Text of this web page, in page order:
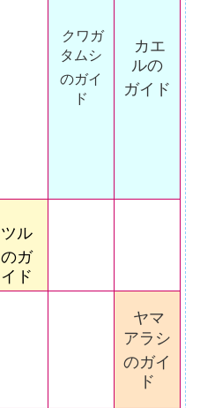
クワガ
タムシ
のガイ
ド
カエ
ルの
ガイド
ツル
のガ
イド
ヤマ
アラシ
のガイ
ド